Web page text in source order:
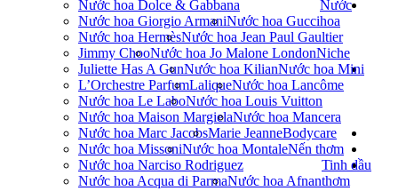
Nước hoa Dolce & Gabbana
Nước hoa Giorgio ArmaniNước hoa Gucci
Nước hoa HermèsNước hoa Jean Paul Gaultier
Jimmy ChooNước hoa Jo Malone London
Juliette Has A GunNước hoa Kilian
L’Orchestre ParfumLaliqueNước hoa Lancôme
Nước hoa Le LaboNước hoa Louis Vuitton
Nước hoa Maison MargielaNước hoa Mancera
Nước hoa Marc JacobsMarie Jeanne
Nước hoa MissoniNước hoa Montale
Nước hoa Narciso Rodriguez
Nước hoa Acqua di ParmaNước hoa Afnan
Nước
hoa
Niche
Nước hoa Mini
Bodycare
Nến thơm
Tinh dầu
thơm